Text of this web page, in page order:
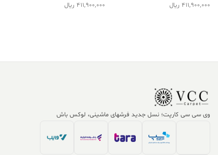
411,900,000 ریال 411,900,000 ریال
وی سی سی کارپت؛ نسل جدید فرشهای ماشینی، لوکس باش